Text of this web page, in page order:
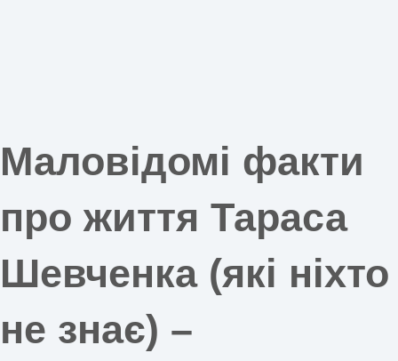
Маловідомі факти
про життя Тараса
Шевченка (які ніхто
не знає) –